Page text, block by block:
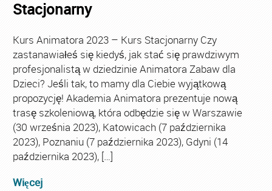
Stacjonarny
Kurs Animatora 2023 – Kurs Stacjonarny Czy
zastanawiałeś się kiedyś, jak stać się prawdziwym
profesjonalistą w dziedzinie Animatora Zabaw dla
Dzieci? Jeśli tak, to mamy dla Ciebie wyjątkową
propozycję! Akademia Animatora prezentuje nową
trasę szkoleniową, która odbędzie się w Warszawie
(30 września 2023), Katowicach (7 października
2023), Poznaniu (7 października 2023), Gdyni (14
października 2023), […]
Więcej